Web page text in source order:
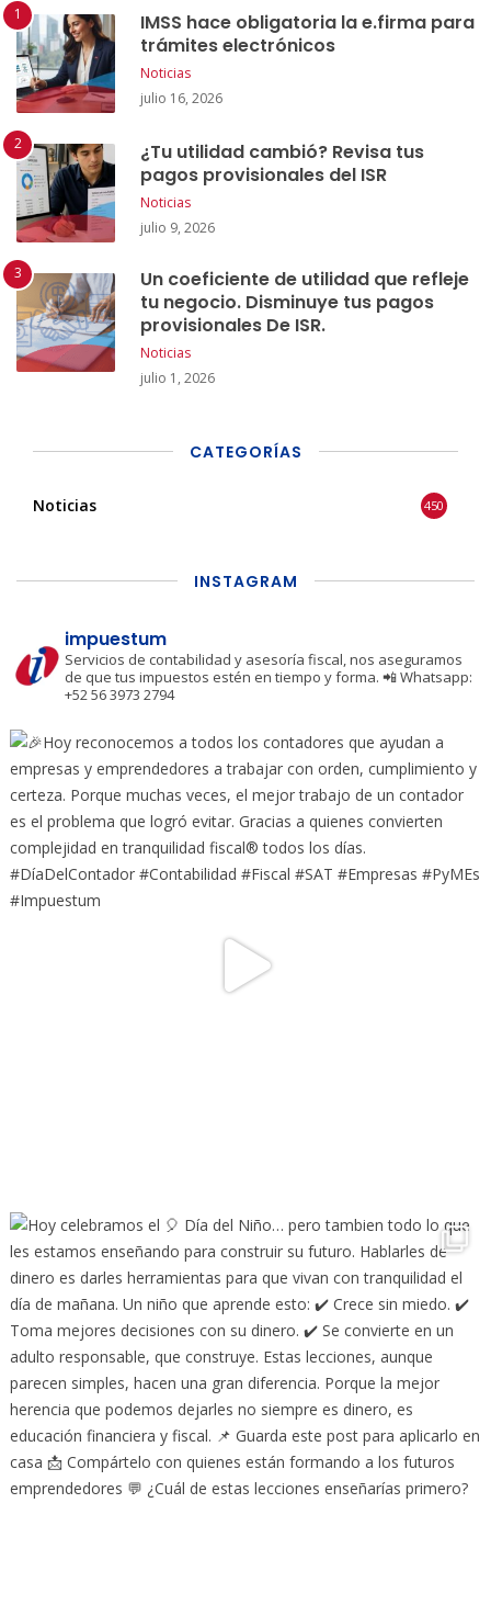
IMSS hace obligatoria la e.firma para
trámites electrónicos
Noticias
julio 16, 2026
¿Tu utilidad cambió? Revisa tus
pagos provisionales del ISR
Noticias
julio 9, 2026
Un coeficiente de utilidad que refleje
tu negocio. Disminuye tus pagos
provisionales De ISR.
Noticias
julio 1, 2026
CATEGORÍAS
Noticias 450
INSTAGRAM
impuestum
Servicios de contabilidad y asesoría fiscal, nos aseguramos
de que tus impuestos estén en tiempo y forma. 📲 Whatsapp:
+52 56 3973 2794